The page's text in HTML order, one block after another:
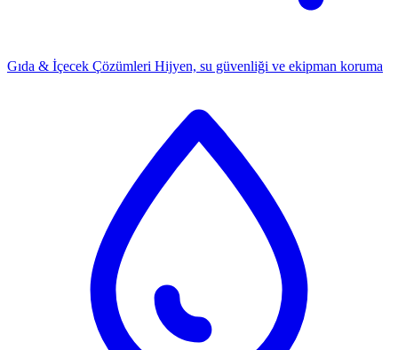
Gıda & İçecek Çözümleri Hijyen, su güvenliği ve ekipman koruma